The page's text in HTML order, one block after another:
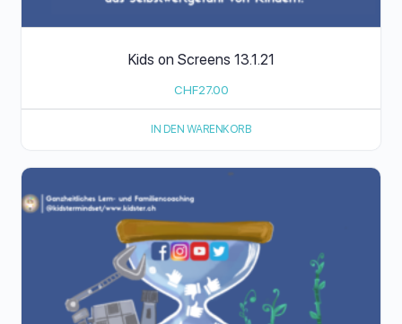
Kids on Screens 13.1.21
CHF27.00
IN DEN WARENKORB